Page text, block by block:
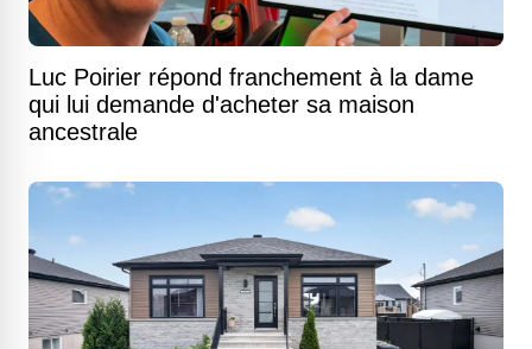
Luc Poirier répond franchement à la dame
qui lui demande d'acheter sa maison
ancestrale